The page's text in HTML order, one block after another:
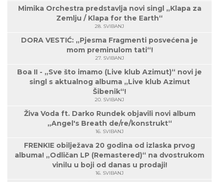
Mimika Orchestra predstavlja novi singl „Klapa za
Zemlju / Klapa for the Earth“
28. SVIBANJ
DORA VESTIĆ: „Pjesma Fragmenti posvećena je
mom preminulom tati“!
27. SVIBANJ
Boa II - „Sve što imamo (Live klub Azimut)“ novi je
singl s aktualnog albuma „Live klub Azimut
Šibenik“!
20. SVIBANJ
Živa Voda ft. Darko Rundek objavili novi album
„Angel's Breath de/re/konstrukt“
16. SVIBANJ
FRENKIE obilježava 20 godina od izlaska prvog
albuma! „Odličan LP (Remastered)“ na dvostrukom
vinilu u boji od danas u prodaji!
16. SVIBANJ